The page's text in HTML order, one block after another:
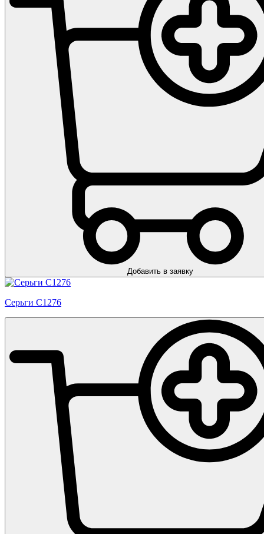
Добавить в заявку
Серьги С1276